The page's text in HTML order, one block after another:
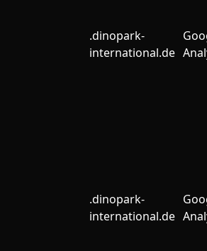
.dinopark-
international.de
.dinopark-
international.de